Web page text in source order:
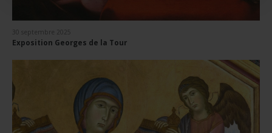
30 septembre 2025
Exposition Georges de la Tour